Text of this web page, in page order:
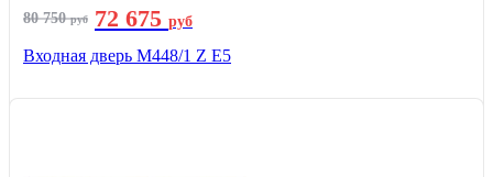
80 750руб 72 675 руб
Входная дверь М448/1 Z Е5